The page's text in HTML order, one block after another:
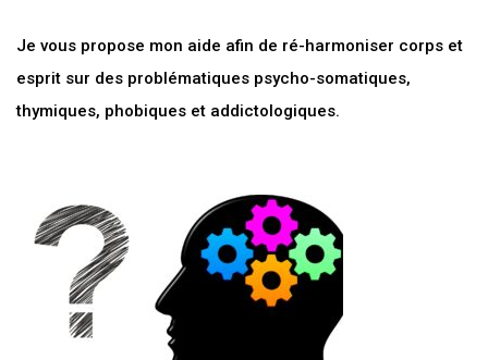
Je vous propose mon aide afin de ré-harmoniser corps et
esprit sur des problématiques psycho-somatiques,
thymiques, phobiques et addictologiques.